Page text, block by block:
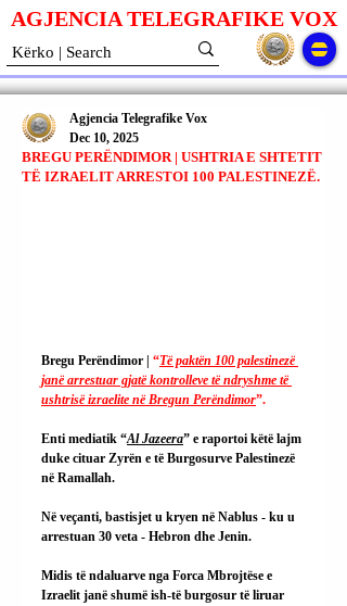
AGJENCIA TELEGRAFIKE VOX
BREGU PERËNDIMOR | USHTRIA E SHTETIT
TË IZRAELIT ARRESTOI 100 PALESTINEZË.
Agjencia Telegrafike Vox
Dec 10, 2025
Bregu Perëndimor | “Të paktën 100 palestinezë
janë arrestuar gjatë kontrolleve të ndryshme të
ushtrisë izraelite në Bregun Perëndimor”.
Enti mediatik “Al Jazeera” e raportoi këtë lajm
duke cituar Zyrën e të Burgosurve Palestinezë
në Ramallah.
Në veçanti, bastisjet u kryen në Nablus - ku u
arrestuan 30 veta - Hebron dhe Jenin.
Midis të ndaluarve nga Forca Mbrojtëse e
Izraelit janë shumë ish-të burgosur të liruar